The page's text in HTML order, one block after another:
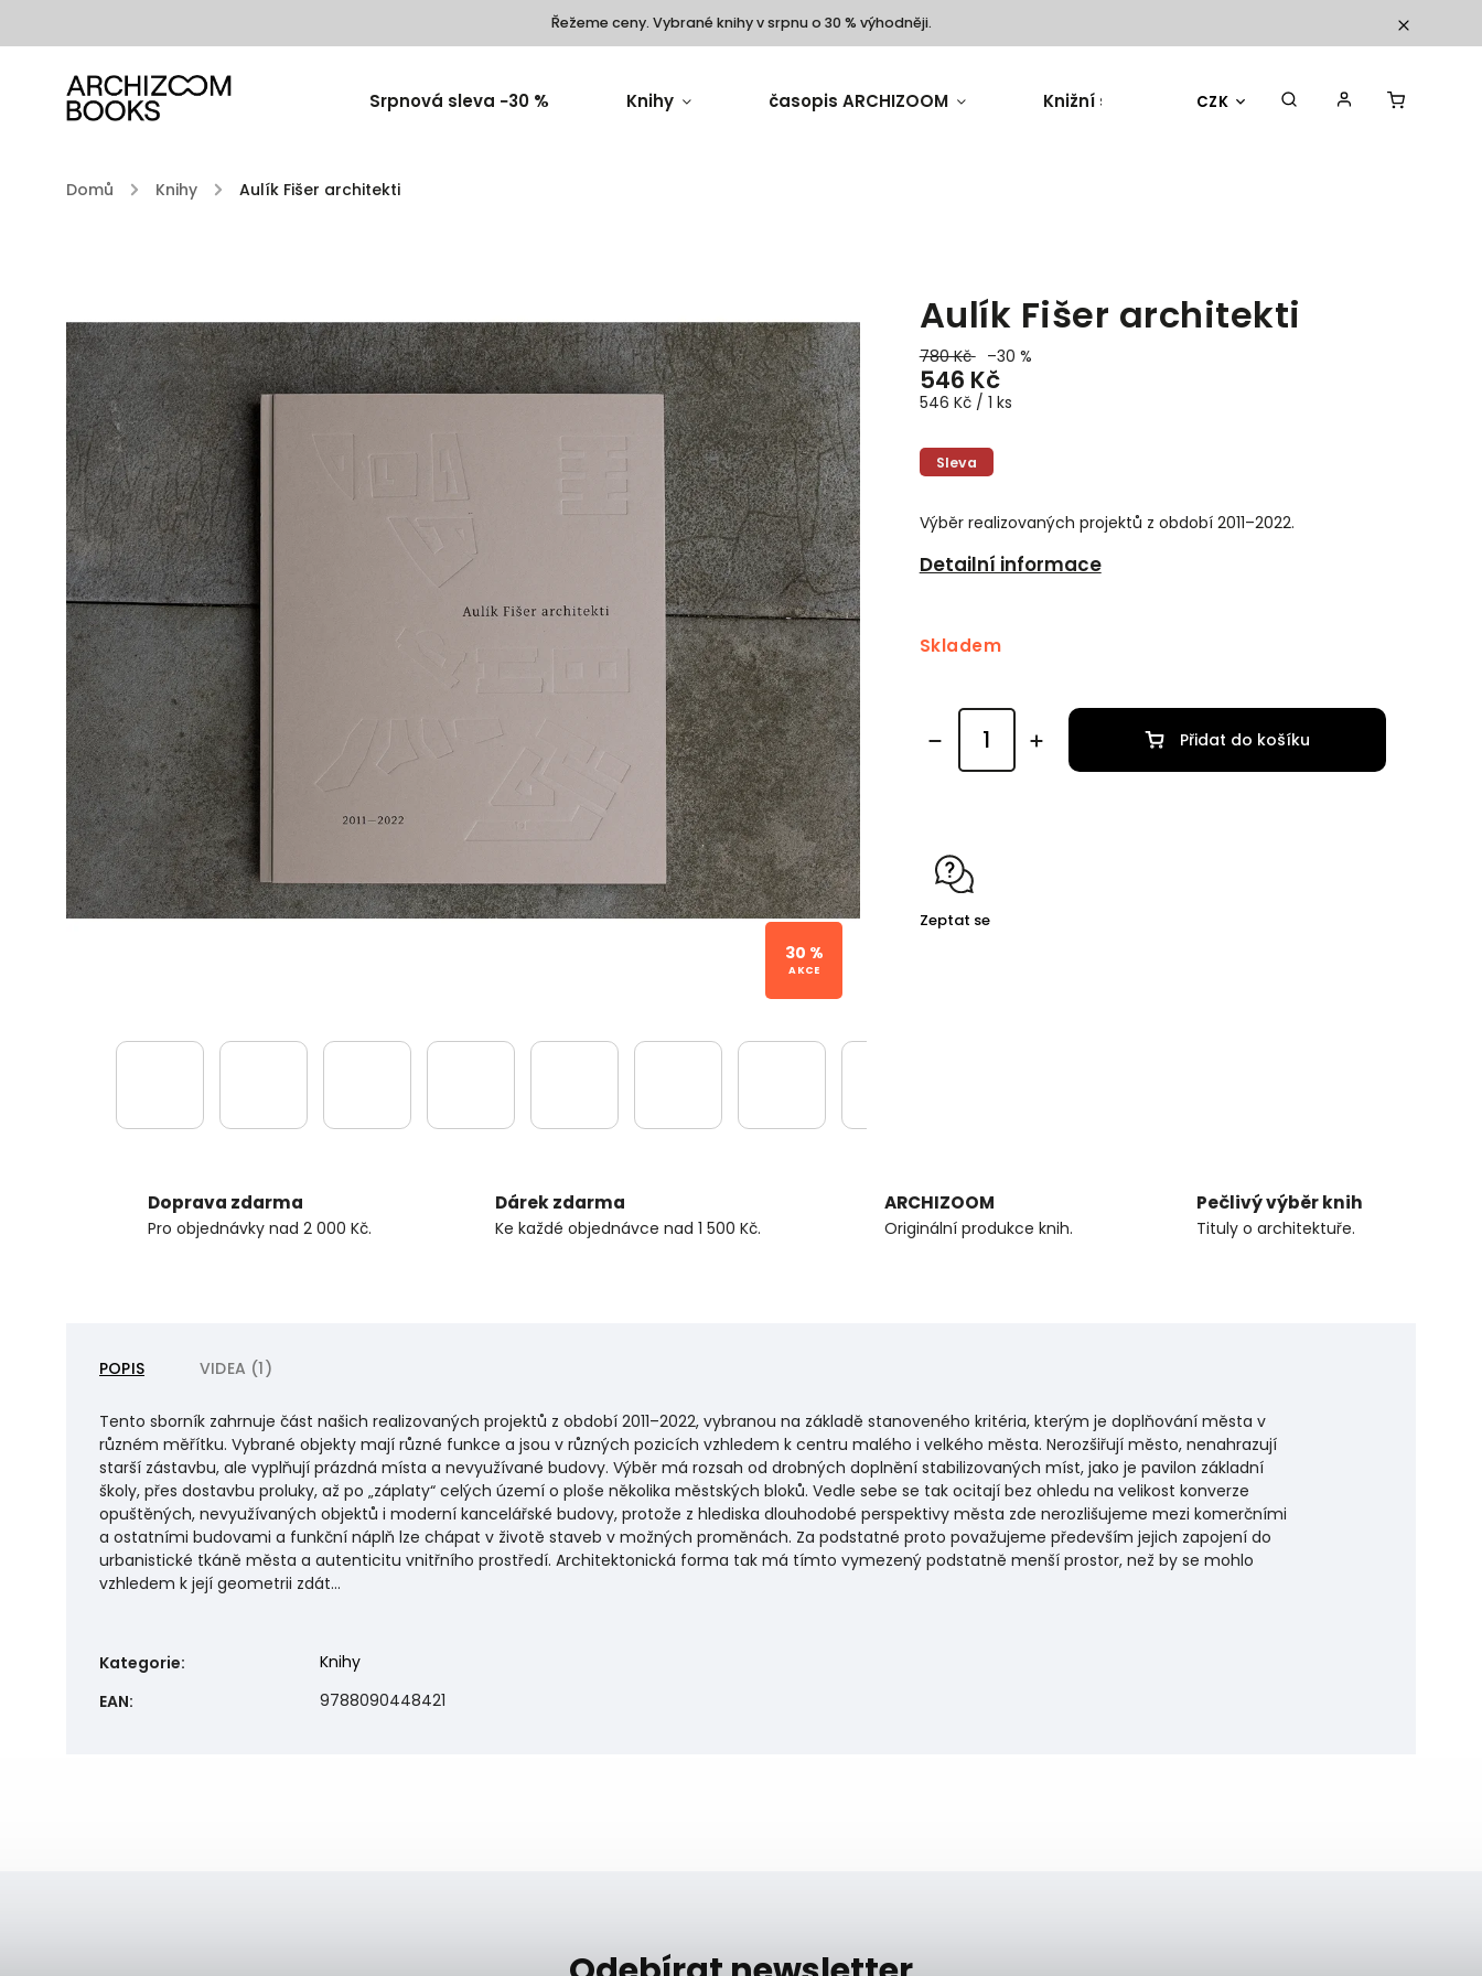
Řežeme ceny. Vybrané knihy v srpnu o 30 % výhodněji.
CZK
Srpnová sleva −30 % Knihy časopis ARCHIZOOM Knižní sety Dárky a doplňky
Domů / Knihy / Aulík Fišer architekti
30 %
Aulík Fišer architekti
780 Kč –30 %
546 Kč
546 Kč / 1 ks
Výběr realizovaných projektů z období 2011–2022.
Detailní informace
Sleva
Skladem
Přidat do košíku
Zeptat se
Doprava zdarma
Pro objednávky nad 2 000 Kč.
Dárek zdarma
Ke každé objednávce nad 1 500 Kč.
ARCHIZOOM
Originální produkce knih.
Pečlivý výběr knih
Tituly o architektuře.
POPIS VIDEA (1)
Tento sborník zahrnuje část našich realizovaných projektů z období 2011–2022, vybranou na základě stanoveného kritéria, kterým je doplňování města v
různém měřítku. Vybrané objekty mají různé funkce a jsou v různých pozicích vzhledem k centru malého i velkého města. Nerozšiřují město, nenahrazují
starší zástavbu, ale vyplňují prázdná místa a nevyužívané budovy. Výběr má rozsah od drobných doplnění stabilizovaných míst, jako je pavilon základní
školy, přes dostavbu proluky, až po „záplaty“ celých území o ploše několika městských bloků. Vedle sebe se tak ocitají bez ohledu na velikost konverze
opuštěných, nevyužívaných objektů i moderní kancelářské budovy, protože z hlediska dlouhodobé perspektivy města zde nerozlišujeme mezi komerčními
a ostatními budovami a funkční náplň lze chápat v životě staveb v možných proměnách. Za podstatné proto považujeme především jejich zapojení do
urbanistické tkáně města a autenticitu vnitřního prostředí. Architektonická forma tak má tímto vymezený podstatně menší prostor, než by se mohlo
vzhledem k její geometrii zdát...
Kategorie:
Knihy
EAN: 9788090448421